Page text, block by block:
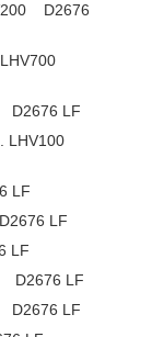
D2676
D2676 LF
LHV100
LF
LF
LF
D2676 LF
D2676 LF